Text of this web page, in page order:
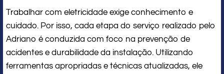
Trabalhar com eletricidade exige conhecimento e
cuidado. Por isso, cada etapa do serviço realizado pelo
Adriano é conduzida com foco na prevenção de
acidentes e durabilidade da instalação. Utilizando
ferramentas apropriadas e técnicas atualizadas, ele